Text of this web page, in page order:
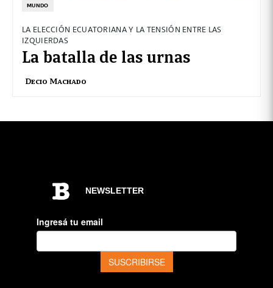
MUNDO
LA ELECCIÓN ECUATORIANA Y LA TENSIÓN ENTRE LAS
IZQUIERDAS
La batalla de las urnas
Decio Machado